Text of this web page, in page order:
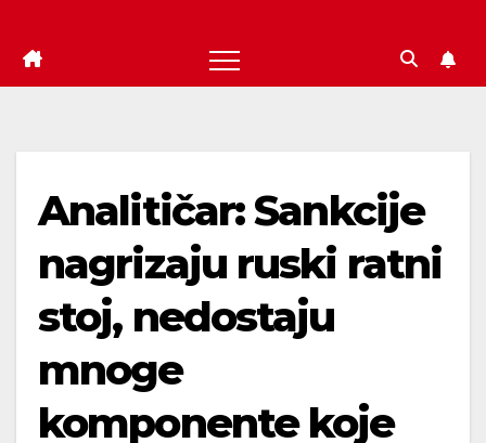
Analitičar: Sankcije
nagrizaju ruski ratni
stoj, nedostaju
mnoge
komponente koje